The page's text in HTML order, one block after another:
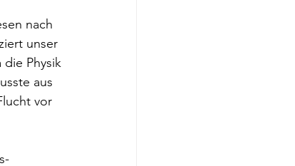
nach
unser
Physik
aus
vor